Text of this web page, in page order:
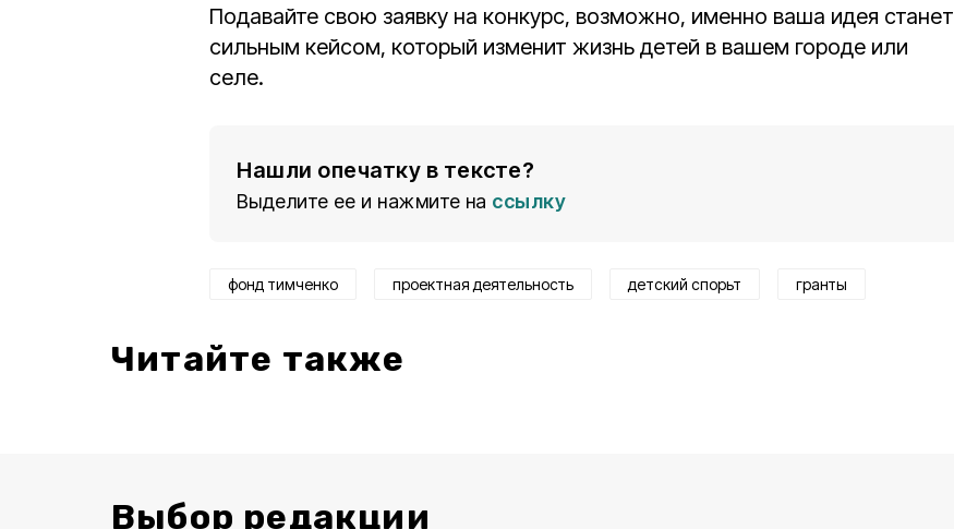
Подавайте свою заявку на конкурс, возможно, именно ваша идея станет
сильным кейсом, который изменит жизнь детей в вашем городе или
селе.
Нашли опечатку в тексте?
Выделите ее и нажмите на ссылку
фонд тимченко проектная деятельность детский спорьт гранты
Читайте также
Выбор редакции